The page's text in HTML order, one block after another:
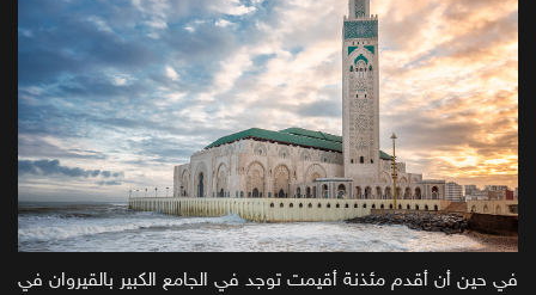
في حين أن أقدم مئذنة أقيمت توجد في الجامع الكبير بالقيروان في